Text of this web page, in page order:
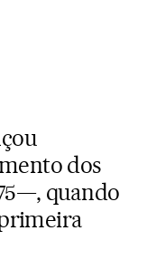
dos
quando